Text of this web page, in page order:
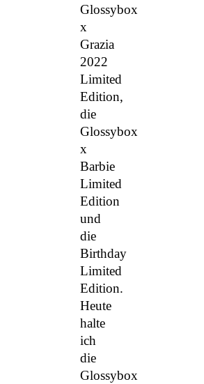
Glossybox
x
Grazia
2022
Limited
Edition,
die
Glossybox
x
Barbie
Limited
Edition
und
die
Birthday
Limited
Edition.
Heute
halte
ich
die
Glossybox